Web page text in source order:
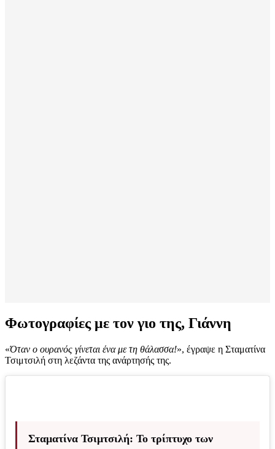
Φωτογραφίες με τον γιο της, Γιάννη
«Όταν ο ουρανός γίνεται ένα με τη θάλασσα!», έγραψε η Σταματίνα
Τσιμτσιλή στη λεζάντα της ανάρτησής της.
Σταματίνα Τσιμτσιλή: Το τρίπτυχο των